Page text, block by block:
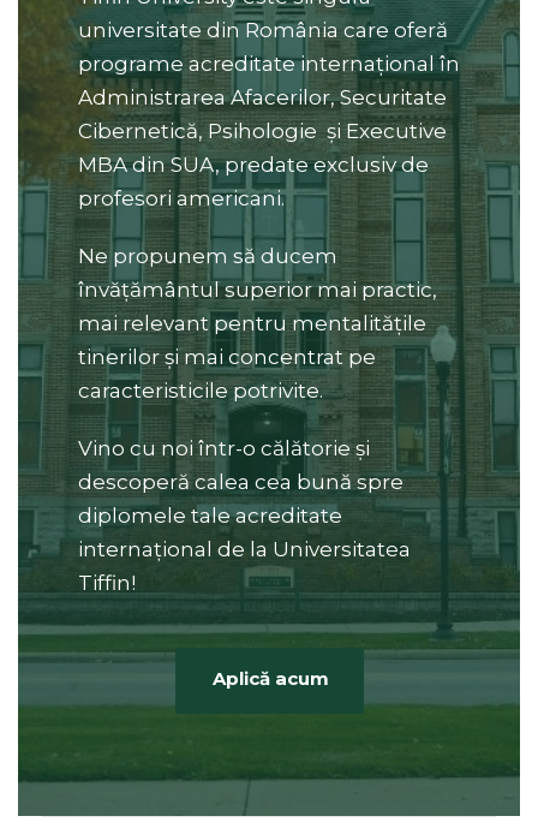
universitate din România care oferă
programe acreditate internațional în
Administrarea Afacerilor, Securitate
Cibernetică, Psihologie și Executive
MBA din SUA, predate exclusiv de
profesori americani.
Ne propunem să ducem
învățământul superior mai practic,
mai relevant pentru mentalitățile
tinerilor și mai concentrat pe
caracteristicile potrivite.
Vino cu noi într-o călătorie și
descoperă calea cea bună spre
diplomele tale acreditate
internațional de la Universitatea
Tiffin!
Aplică acum